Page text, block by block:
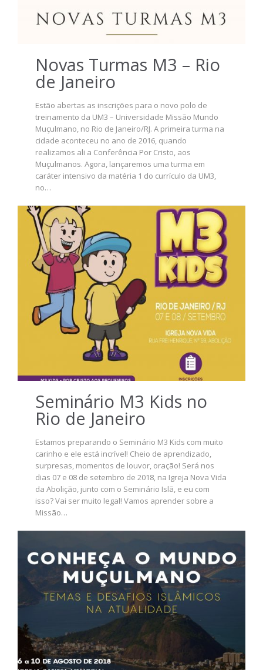
Novas Turmas M3 – Rio
de Janeiro
Estão abertas as inscrições para o novo polo de
treinamento da UM3 – Universidade Missão Mundo
Muçulmano, no Rio de Janeiro/RJ. A primeira turma na
cidade aconteceu no ano de 2016, quando
realizamos ali a Conferência Por Cristo, aos
Muçulmanos. Agora, lançaremos uma turma em
caráter intensivo da matéria 1 do currículo da UM3,
no…
Seminário M3 Kids no
Rio de Janeiro
Estamos preparando o Seminário M3 Kids com muito
carinho e ele está incrível! Cheio de aprendizado,
surpresas, momentos de louvor, oração! Será nos
dias 07 e 08 de setembro de 2018, na Igreja Nova Vida
da Abolição, junto com o Seminário Islã, e eu com
isso? Vai ser muito legal! Vamos aprender sobre a
Missão…